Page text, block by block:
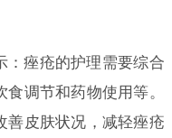
：痤疮的护理需要综合
调节和药物使用等。
善皮肤状况，减轻痤疮